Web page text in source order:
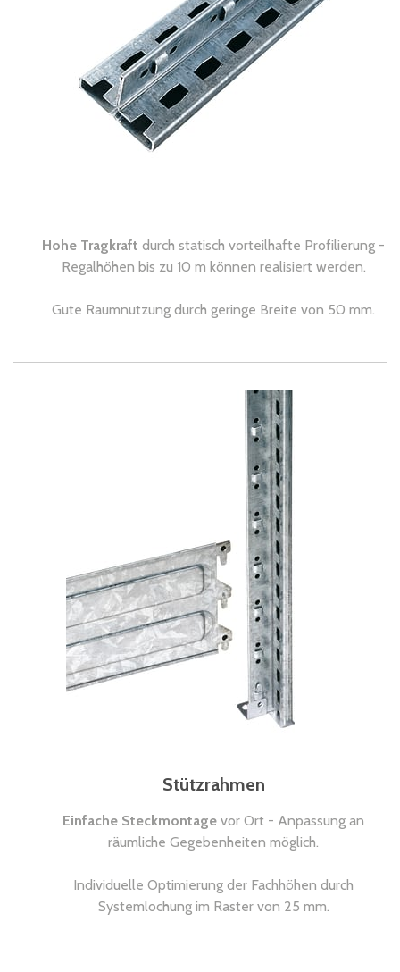
Hohe Tragkraft durch statisch vorteilhafte Profilierung -
Regalhöhen bis zu 10 m können realisiert werden.
Gute Raumnutzung durch geringe Breite von 50 mm.
Stützrahmen
Einfache Steckmontage vor Ort - Anpassung an
räumliche Gegebenheiten möglich.
Individuelle Optimierung der Fachhöhen durch
Systemlochung im Raster von 25 mm.